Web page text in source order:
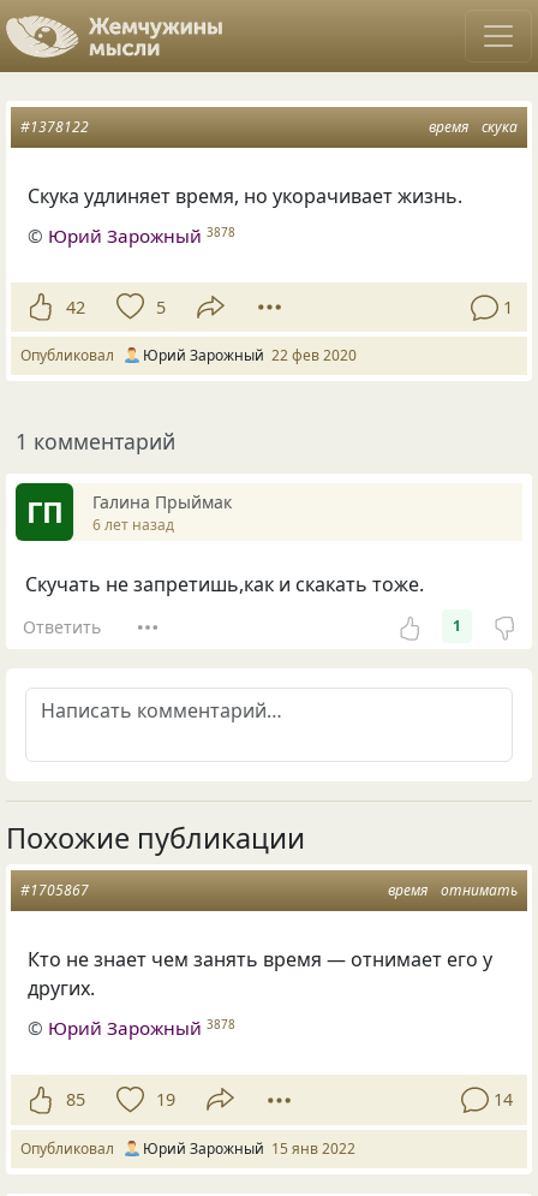
время скука
#1378122
Скука удлиняет время, но укорачивает жизнь.
© Юрий Зарожный 3878
42 5 1
Опубликовал Юрий Зарожный 22 фев 2020
1 комментарий
ГП Галина Прыймак
6 лет назад
Скучать не запретишь,как и скакать тоже.
Ответить 1
Похожие публикации
время отнимать
#1705867
Кто не знает чем занять время — отнимает его у
других.
© Юрий Зарожный 3878
85 19 14
Опубликовал Юрий Зарожный 15 янв 2022